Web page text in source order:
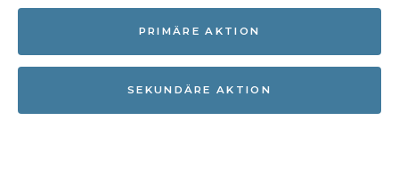
PRIMÄRE AKTION
SEKUNDÄRE AKTION